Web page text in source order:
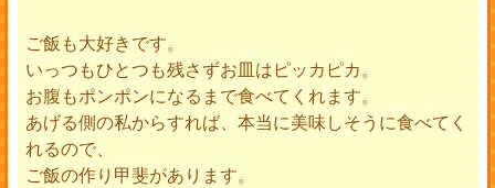
ご飯も大好きです。
いっつもひとつも残さずお皿はピッカピカ。
お腹もポンポンになるまで食べてくれます。
あげる側の私からすれば、本当に美味しそうに食べてく
れるので、
ご飯の作り甲斐があります。